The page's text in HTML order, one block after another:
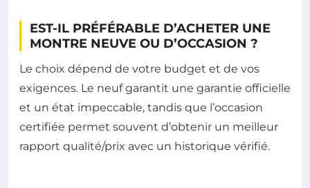
EST-IL PRÉFÉRABLE D’ACHETER UNE
MONTRE NEUVE OU D’OCCASION ?
Le choix dépend de votre budget et de vos
exigences. Le neuf garantit une garantie officielle
et un état impeccable, tandis que l’occasion
certifiée permet souvent d’obtenir un meilleur
rapport qualité/prix avec un historique vérifié.